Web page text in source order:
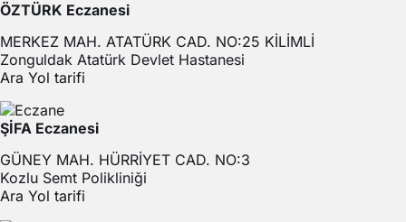
ÖZTÜRK Eczanesi
MERKEZ MAH. ATATÜRK CAD. NO:25 KİLİMLİ
Zonguldak Atatürk Devlet Hastanesi
Ara Yol tarifi
ŞİFA Eczanesi
GÜNEY MAH. HÜRRİYET CAD. NO:3
Kozlu Semt Polikliniği
Ara Yol tarifi